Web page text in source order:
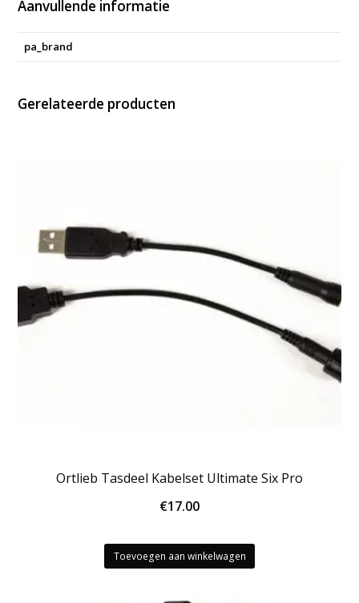
Aanvullende informatie
pa_brand
Gerelateerde producten
Ortlieb Tasdeel Kabelset Ultimate Six Pro
€17.00
Toevoegen aan winkelwagen